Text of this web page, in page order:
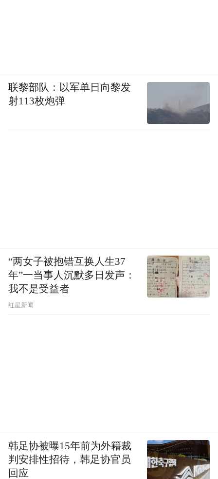
联黎部队：以军单日向黎发
射113枚炮弹
“两女子被抱错互换人生37
年”一当事人沉默多日发声：
我不是受益者
红星新闻
韩足协被曝15年前为外籍裁
判安排性招待，韩足协官员
回应